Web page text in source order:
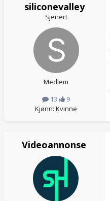
siliconevalley
Sjenert
Medlem
13
9
Kjønn: Kvinne
Videoannonse